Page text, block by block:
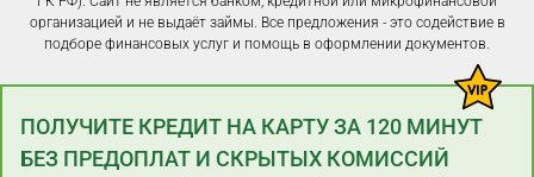
организацией и не выдаёт займы. Все предложения - это содействие в
подборе финансовых услуг и помощь в оформлении документов.
ПОЛУЧИТЕ КРЕДИТ НА КАРТУ ЗА 120 МИНУТ
БЕЗ ПРЕДОПЛАТ И СКРЫТЫХ КОМИССИЙ